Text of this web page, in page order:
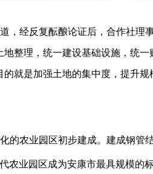
，经反复酝酿论证后，合作社理
整理，统一建设基础设施，统
就是加强土地的集中度，提升
农业园区初步建成。建成钢管
农业园区成为安康市最具规模的